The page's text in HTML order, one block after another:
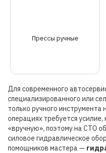
Для современного
специализированного или
только ручного инструмента
операциях требуется
«вручную», поэтому на СТО
силовое гидравлическое
помощников мастера —
Прессы ручные